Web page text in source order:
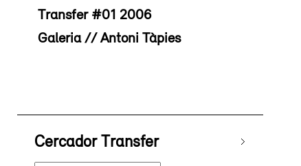
Transfer #01 2006
Galeria // Antoni Tàpies
Cercador Transfer